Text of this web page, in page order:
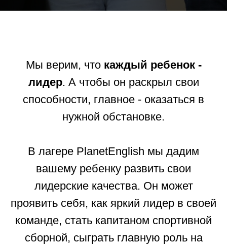
Мы верим, что каждый ребенок -
лидер. А чтобы он раскрыл свои
способности, главное - оказаться в
нужной обстановке.
В лагере PlanetEnglish мы дадим
вашему ребенку развить свои
лидерские качества. Он может
проявить себя, как яркий лидер в своей
команде, стать капитаном спортивной
сборной, сыграть главную роль на